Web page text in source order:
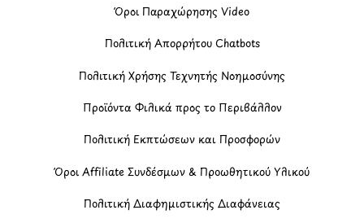
Όροι Παραχώρησης Video
Πολιτική Απορρήτου Chatbots
Πολιτική Χρήσης Τεχνητής Νοημοσύνης
Προϊόντα Φιλικά προς το Περιβάλλον
Πολιτική Εκπτώσεων και Προσφορών
Όροι Affiliate Συνδέσμων & Προωθητικού Υλικού
Πολιτική Διαφημιστικής Διαφάνειας